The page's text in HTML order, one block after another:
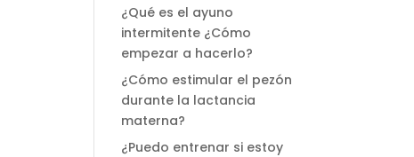
¿Qué es el ayuno
intermitente ¿Cómo
empezar a hacerlo?
¿Cómo estimular el pezón
durante la lactancia
materna?
¿Puedo entrenar si estoy